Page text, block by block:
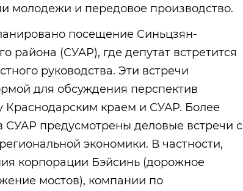
молодежи и передовое производство.
посещение Синьцзян-
района (СУАР), где депутат встретится
руководства. Эти встречи
для обсуждения перспектив
Краснодарским краем и СУАР. Более
СУАР предусмотрены деловые встречи с
экономики. В частности,
корпорации Бэйсинь (дорожное
мостов), компании по